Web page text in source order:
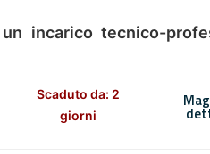
incarico tecnico-
Scaduto da: 2
giorni